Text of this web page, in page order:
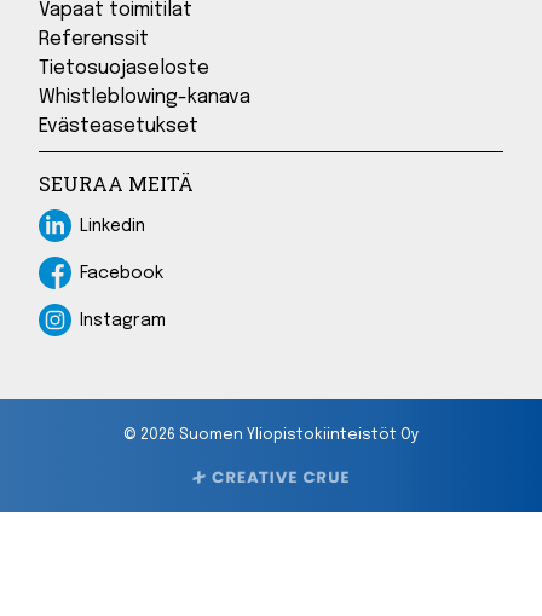
Vapaat toimitilat
Referenssit
Tietosuojaseloste
Whistleblowing-kanava
Evästeasetukset
SEURAA MEITÄ
LinkedinLinkedin
Facebook
Facebook
Instagram
Instagram
© 2026 Suomen Yliopistokiinteistöt Oy